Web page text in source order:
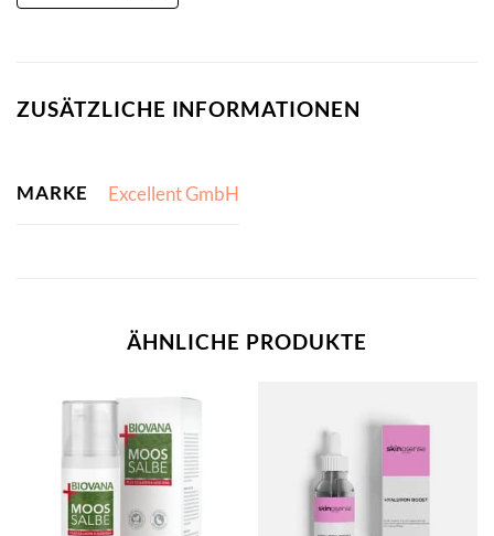
ZUSÄTZLICHE INFORMATIONEN
MARKE Excellent GmbH
ÄHNLICHE PRODUKTE